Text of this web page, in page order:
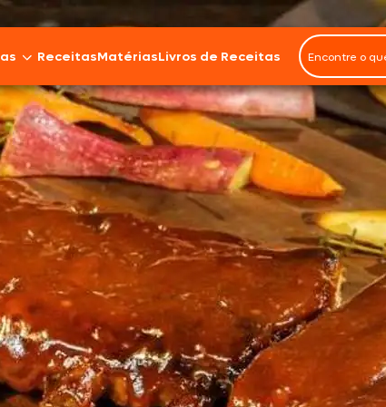
Suínas
e Embutidos
e Frutos do Mar
Vegetal
ReceitasMatériasLivros de Receitas